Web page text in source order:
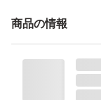
「活性炭」が毛
やさしくほぐし
商品の情報